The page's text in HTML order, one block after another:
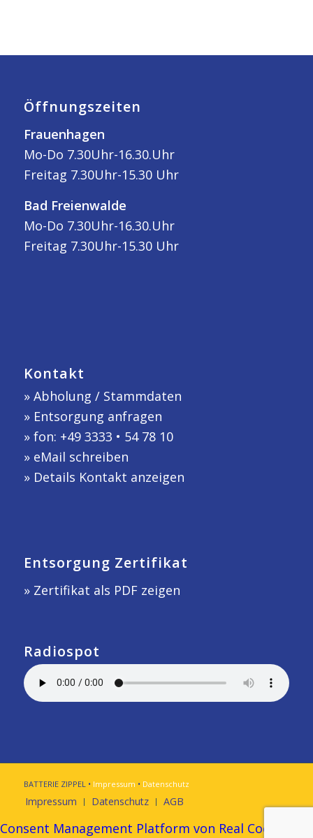
Öffnungszeiten
Frauenhagen
Mo-Do 7.30Uhr-16.30.Uhr
Freitag 7.30Uhr-15.30 Uhr
Bad Freienwalde
Mo-Do 7.30Uhr-16.30.Uhr
Freitag 7.30Uhr-15.30 Uhr
Kontakt
» Abholung / Stammdaten
» Entsorgung anfragen
» fon: +49 3333 • 54 78 10
» eMail schreiben
» Details Kontakt anzeigen
Entsorgung Zertifikat
» Zertifikat als PDF zeigen
Radiospot
BATTERIE ZIPPEL • Impressum • Datenschutz
Impressum Datenschutz AGB
Consent Management Platform von Real Cookie